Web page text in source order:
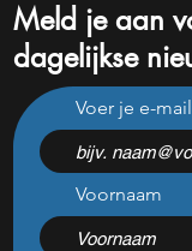
De
al 3 jaar niet
geweest: hoe
Meld je aan
dagelijkse
Voer je e-
Voornaam